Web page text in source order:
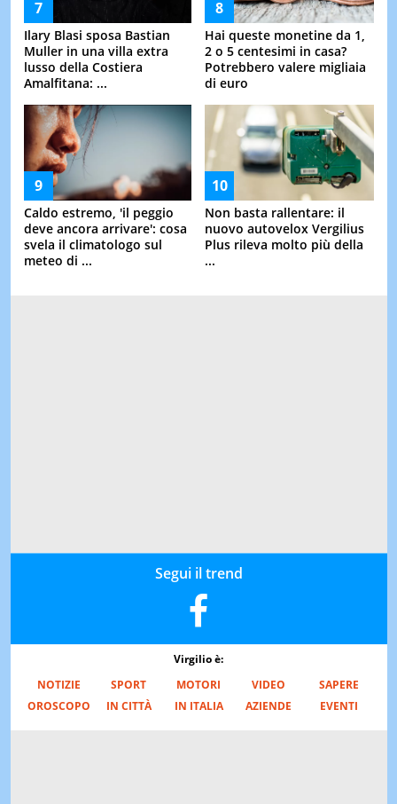
Ilary Blasi sposa Bastian
Muller in una villa extra
lusso della Costiera
Amalfitana: ...
Hai queste monetine da 1,
2 o 5 centesimi in casa?
Potrebbero valere migliaia
di euro
Caldo estremo, 'il peggio
deve ancora arrivare': cosa
svela il climatologo sul
meteo di ...
Non basta rallentare: il
nuovo autovelox Vergilius
Plus rileva molto più della
...
Segui il trend
Virgilio è:
NOTIZIE
SPORT MOTORI VIDEO
SAPERE
OROSCOPO
IN CITTÀ IN ITALIA AZIENDE EVENTI